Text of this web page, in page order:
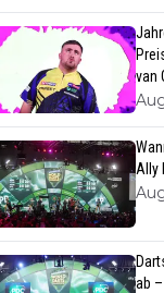
van
Ally
ab